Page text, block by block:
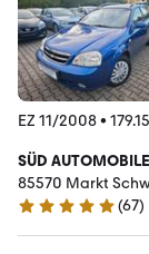
EZ 11/2008•
SÜD AUTOMOBILE
85570 Markt
5 Sterne
(67)